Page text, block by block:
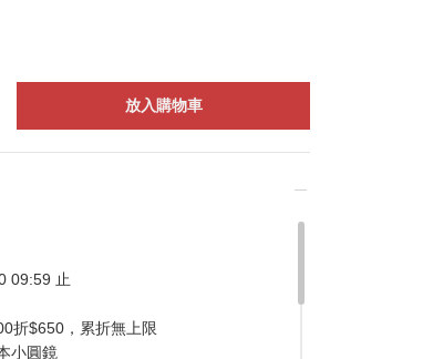
放入購物車
09:59 止
折$650，累折無上限
小圓鏡